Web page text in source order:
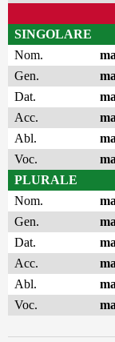
SINGOLARE
Nom.
Gen.
Dat.
Acc.
Abl.
Voc.
PLURALE
Nom.
Gen.
Dat.
Acc.
Abl.
Voc.